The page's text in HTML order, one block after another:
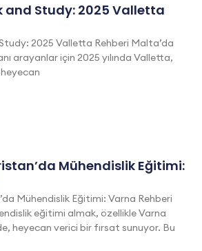
and Study: 2025 Valletta
2025 Valletta Rehberi Malta’da
arayanlar için 2025 yılında Valletta,
Mühendislik Eğitimi:
Mühendislik Eğitimi: Varna Rehberi
eğitimi almak, özellikle Varna
heyecan verici bir fırsat sunuyor. Bu